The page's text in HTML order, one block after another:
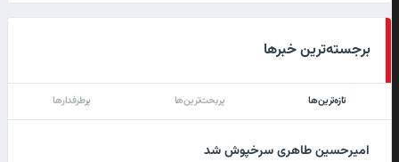
برجسته‌ترین خبرها
تازه‌ترین‌ها پربحث‌ترین‌ها پرطرفدارها
امیرحسین طاهری سرخپوش شد